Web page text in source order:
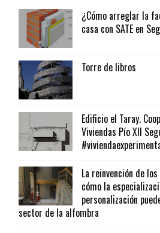
¿Cómo arreglar la
casa con SATE en
Torre de libros
Edificio el Taray.
Viviendas Pío XII
La reinvención de
cómo la
personalización
sector de la alfombra